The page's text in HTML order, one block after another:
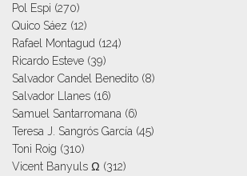
Pol Espi (270)
Quico Sáez (12)
Rafael Montagud (124)
Ricardo Esteve (39)
Salvador Candel Benedito (8)
Salvador Llanes (16)
Samuel Santarromana (6)
Teresa J. Sangrós García (45)
Toni Roig (310)
Vicent Banyuls Ω (312)